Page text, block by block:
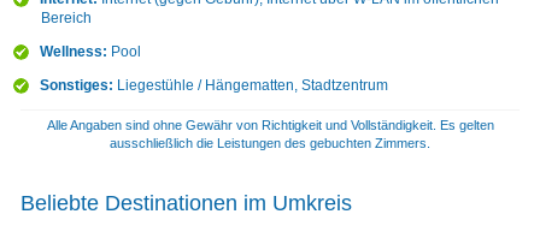
Bereich
Wellness: Pool
Sonstiges: Liegestühle / Hängematten, Stadtzentrum
Alle Angaben sind ohne Gewähr von Richtigkeit und Vollständigkeit. Es gelten
ausschließlich die Leistungen des gebuchten Zimmers.
Beliebte Destinationen im Umkreis